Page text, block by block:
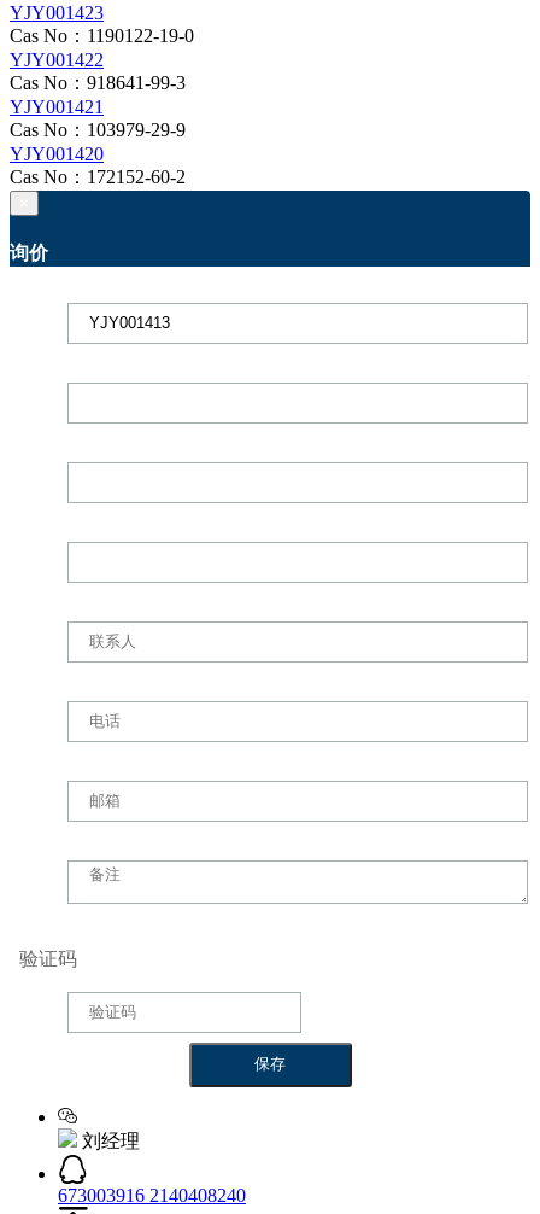
YJY001423
Cas No：1190122-19-0
YJY001422
Cas No：918641-99-3
YJY001421
Cas No：103979-29-9
YJY001420
Cas No：172152-60-2
询价
验证码
刘经理
673003916 2140408240